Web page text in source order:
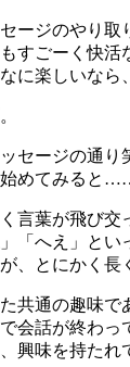
ージのやり取
すごーく快活
に楽しいなら
セージの通り
めてみると
言葉が飛び
「へえ」とい
、とにかく長
共通の趣味で
会話が終わ
興味を持た